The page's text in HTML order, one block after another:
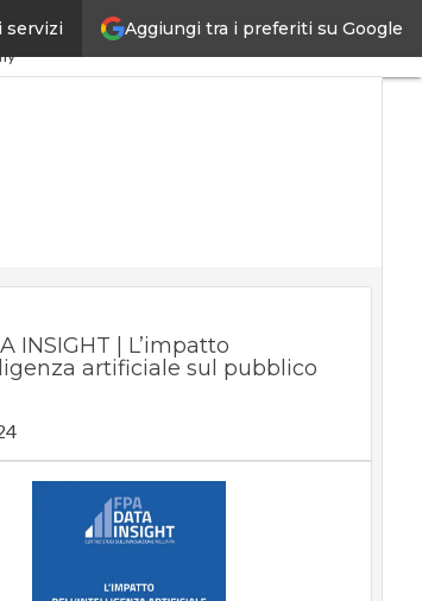
Aggiungi tra i preferiti su Google
servizi
4.0
INSIGHT | L’impatto
artificiale sul pubblico